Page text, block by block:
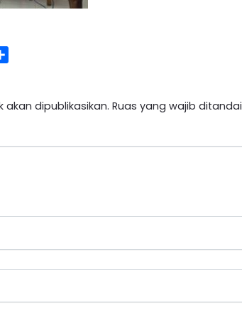
dipublikasikan. Ruas yang wajib ditandai